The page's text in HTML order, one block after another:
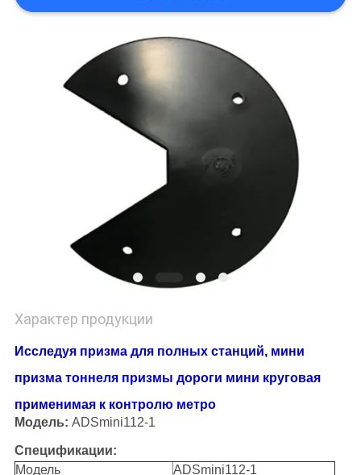
Характер продукции
Исследуя призма для полных станций, мини
призма тоннеля призмы дороги мини круговая
применимая к контролю метро
Модель: ADSmini112-1
Спецификации:
Модель
ADSmini112-1